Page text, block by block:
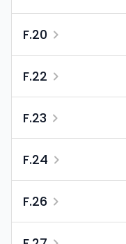
F.20
F.22
F.23
F.24
F.26